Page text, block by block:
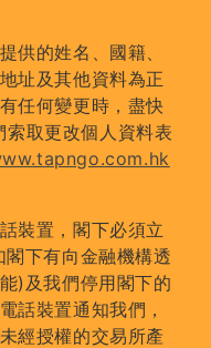
供的姓名、國籍、
址及其他資料為正
任何變更時，盡快
取更改個人資料表
裝置，閣下必須立
下有向金融機構透
)及我們停用閣下的
話裝置通知我們，
經授權的交易所產